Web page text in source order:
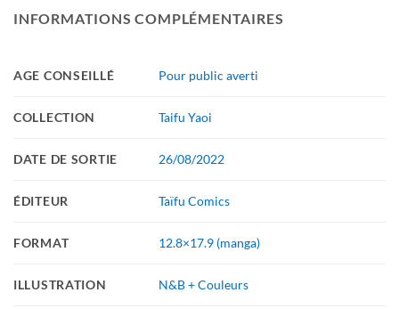
INFORMATIONS COMPLÉMENTAIRES
AGE CONSEILLÉ Pour public averti
COLLECTION Taifu Yaoi
DATE DE SORTIE 26/08/2022
ÉDITEUR Taïfu Comics
FORMAT 12.8×17.9 (manga)
ILLUSTRATION N&B + Couleurs